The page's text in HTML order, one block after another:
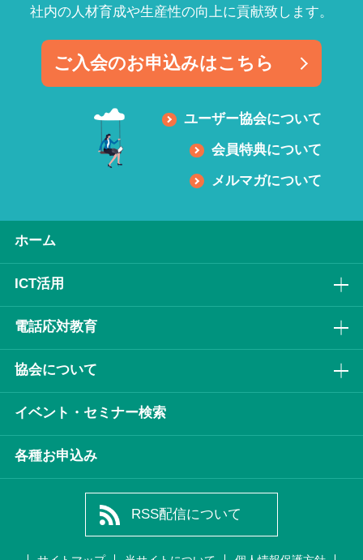
社内の人材育成や生産性の向上に貢献致します。
ご入会のお申込みはこちら
ユーザー協会について
会員特典について
メルマガについて
ホーム
ICT活⽤
電話応対教育
協会について
イベント・セミナー検索
各種お申込み
RSS配信について